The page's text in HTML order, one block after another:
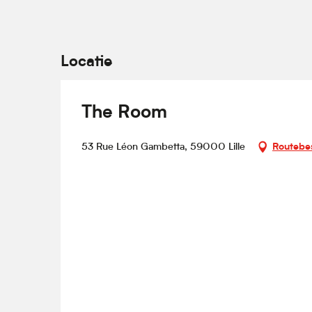
Locatie
The Room
53 Rue Léon Gambetta, 59000 Lille